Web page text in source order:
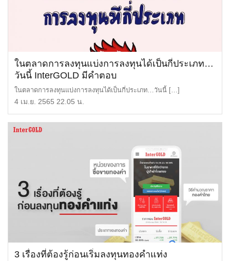
ในตลาดการลงทุนแบ่งการลงทุนได้เป็นกี่ประเภท…
วันนี้ InterGOLD มีคำตอบ
ในตลาดการลงทุนแบ่งการลงทุนได้เป็นกี่ประเภท…วันนี้ […]
4 เม.ย. 2565 22.05 น.
3 เรื่องที่ต้องรู้ก่อนเริ่มลงทุนทองคำแท่ง